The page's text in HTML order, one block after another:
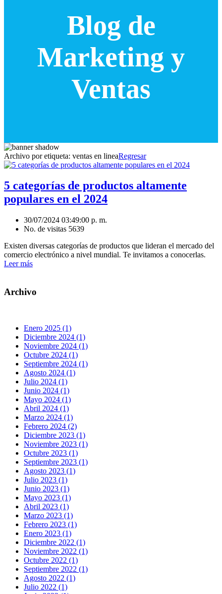
Blog de
Marketing y
Ventas
Archivo por etiqueta: ventas en lineaRegresar
5 categorías de productos altamente
populares en el 2024
30/07/2024 03:49:00 p. m.
No. de visitas 5639
Existen diversas categorías de productos que lideran el mercado del
comercio electrónico a nivel mundial. Te invitamos a conocerlas.
Leer más
Archivo
Enero 2025 (1)
Diciembre 2024 (1)
Noviembre 2024 (1)
Octubre 2024 (1)
Septiembre 2024 (1)
Agosto 2024 (1)
Julio 2024 (1)
Junio 2024 (1)
Mayo 2024 (1)
Abril 2024 (1)
Marzo 2024 (1)
Febrero 2024 (2)
Diciembre 2023 (1)
Noviembre 2023 (1)
Octubre 2023 (1)
Septiembre 2023 (1)
Agosto 2023 (1)
Julio 2023 (1)
Junio 2023 (1)
Mayo 2023 (1)
Abril 2023 (1)
Marzo 2023 (1)
Febrero 2023 (1)
Enero 2023 (1)
Diciembre 2022 (1)
Noviembre 2022 (1)
Octubre 2022 (1)
Septiembre 2022 (1)
Agosto 2022 (1)
Julio 2022 (1)